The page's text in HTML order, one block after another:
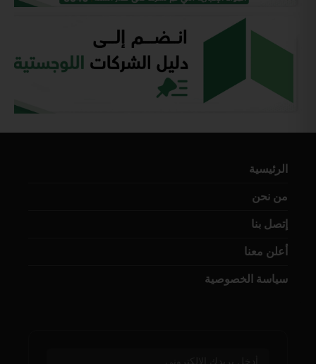
الرئيسية
من نحن
إتصل بنا
أعلن معنا
سياسة الخصوصية